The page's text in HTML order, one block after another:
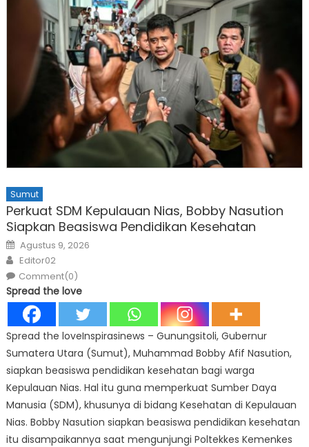
Sumut
Perkuat SDM Kepulauan Nias, Bobby Nasution
Siapkan Beasiswa Pendidikan Kesehatan
Posted
on
Agustus 9, 2026
Author
Editor02
Comment(0)
Spread the love
Spread the loveInspirasinews – Gunungsitoli, Gubernur
Sumatera Utara (Sumut), Muhammad Bobby Afif Nasution,
siapkan beasiswa pendidikan kesehatan bagi warga
Kepulauan Nias. Hal itu guna memperkuat Sumber Daya
Manusia (SDM), khusunya di bidang Kesehatan di Kepulauan
Nias. Bobby Nasution siapkan beasiswa pendidikan kesehatan
itu disampaikannya saat mengunjungi Poltekkes Kemenkes